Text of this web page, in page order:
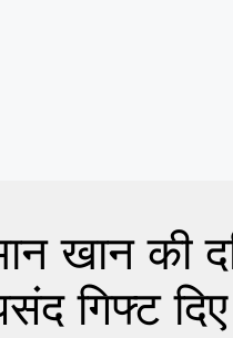
खान की
गिफ्ट दिए